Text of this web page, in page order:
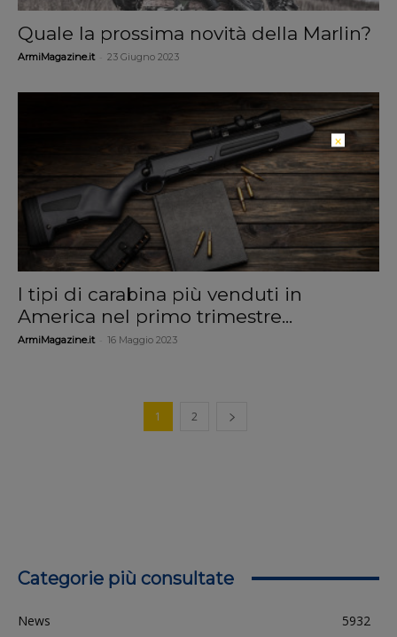
Quale la prossima novità della Marlin?
ArmiMagazine.it 23 Giugno 2023
I tipi di carabina più venduti in
America nel primo trimestre...
ArmiMagazine.it 16 Maggio 2023
1 2
Categorie più consultate
News
5932
×